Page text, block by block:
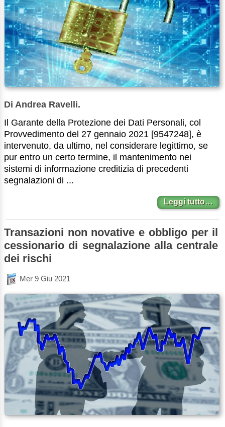
Di Andrea Ravelli.
Il Garante della Protezione dei Dati Personali, col
Provvedimento del 27 gennaio 2021 [9547248], è
intervenuto, da ultimo, nel considerare legittimo, se
pur entro un certo termine, il mantenimento nei
sistemi di informazione creditizia di precedenti
segnalazioni di ...
Leggi tutto…
Transazioni non novative e obbligo per il
cessionario di segnalazione alla centrale
dei rischi
Mer 9 Giu 2021